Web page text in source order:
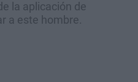
la aplicación de
a este hombre.